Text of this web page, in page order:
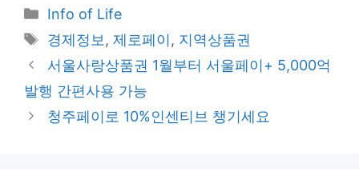
Categories
Info of Life
Tags
경제정보 , 제로페이, 지역상품권
Post
navigation
서울사랑상품권 1월부터 서울페이+ 5,000억
발행 간편사용 가능
청주페이로 10%인센티브 챙기세요